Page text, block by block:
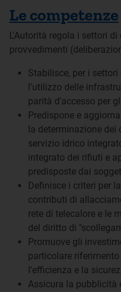
Le competenze
L'Autorità regola i settori
provvedimenti
Stabilisce, per i
l'utilizzo delle
parità d'accesso per
Predispone e
la determinazione dei
servizio idrico
integrato dei rifiuti e
predisposte dai
Definisce i criteri per
contributi di
rete di telecalore e le
del diritto di
Promuove gli
particolare
l'efficienza e la
Assicura la pubblicità